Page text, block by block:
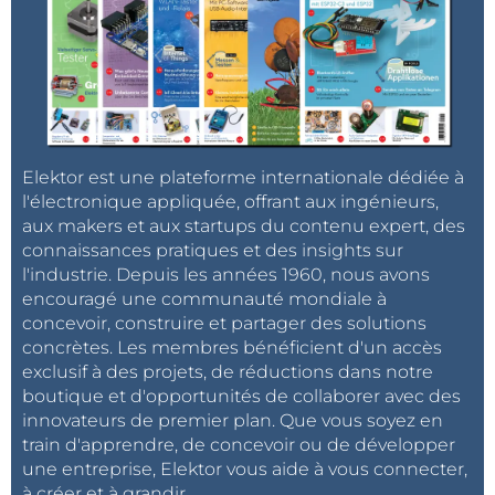
Répondre
Régis SICARD BARANOWSKI il y a 6 mois
Vieux c... de 1973... faut voir ;)
Mois je suis un (très ?) vieux c.. de
1954, qui s'éclate (vraiment) :
attaqué les ATtiny - mais j'avais déjà
goûté au Basic Stamp à l'époque !) en
THT, CMS (ou un mix des deux)
- à graver ses circuits "à la main et
boîte UV) (quoique je ne dédaignerai
pas très prochainement de faire appel
à un prestataire).
Entièrement d'accord avec "ça
dépend du contexte !!!
Bien cordialement !
Répondre
Elektor est une plateforme internationale dédiée à
l'électronique appliquée, offrant aux ingénieurs,
aux makers et aux startups du contenu expert, des
connaissances pratiques et des insights sur
l'industrie. Depuis les années 1960, nous avons
encouragé une communauté mondiale à
concevoir, construire et partager des solutions
concrètes. Les membres bénéficient d'un accès
exclusif à des projets, de réductions dans notre
boutique et d'opportunités de collaborer avec des
innovateurs de premier plan. Que vous soyez en
train d'apprendre, de concevoir ou de développer
une entreprise, Elektor vous aide à vous connecter,